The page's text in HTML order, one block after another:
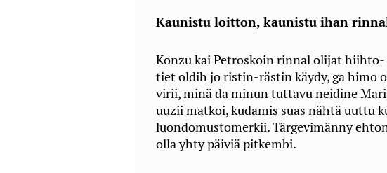
Kaunistu loitton, kaunistu ihan
Konzu kai Petroskoin rinnal olijat
tiet oldih jo ristin-rästin käydy, ga himo
virii, minä da minun tuttavu neidine
uuzii matkoi, kudamis suas nähtä uuttu
luondomustomerkii. Tärgevimänny
olla yhty päiviä pitkembi.